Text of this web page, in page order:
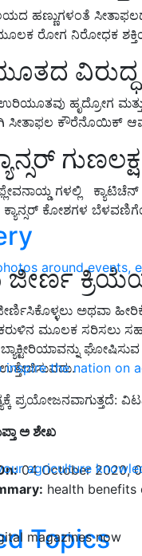
around events,
inspire the nation on
agriculture
magazines now
ಹಣ್ಣುಗಳಂತೆ
ರೋಗ ನಿರೋಧಕ
ವಿರುದ್ಧ
ಹೃದ್ರೋಗ ಮತ್ತು
ಸೀತಾಫಲ ಕೌರೆನೊಯಿಕ್
ಗಳಲ್ಲಿ
ಕ್ಯಾನ್ಸರ್ ಕೋಶಗಳ
ಅಥವಾ
ಕರುಳಿನ ಮೂಲಕ ಸರಿಸಲು
ಬ್ಯಾಕ್ಟೀರಿಯಾವನ್ನು
ಪ್ರಯೋಜನವಾಗುತ್ತದೆ:
ಅ ಶೇಖ
04 October 2020,
health
Topics